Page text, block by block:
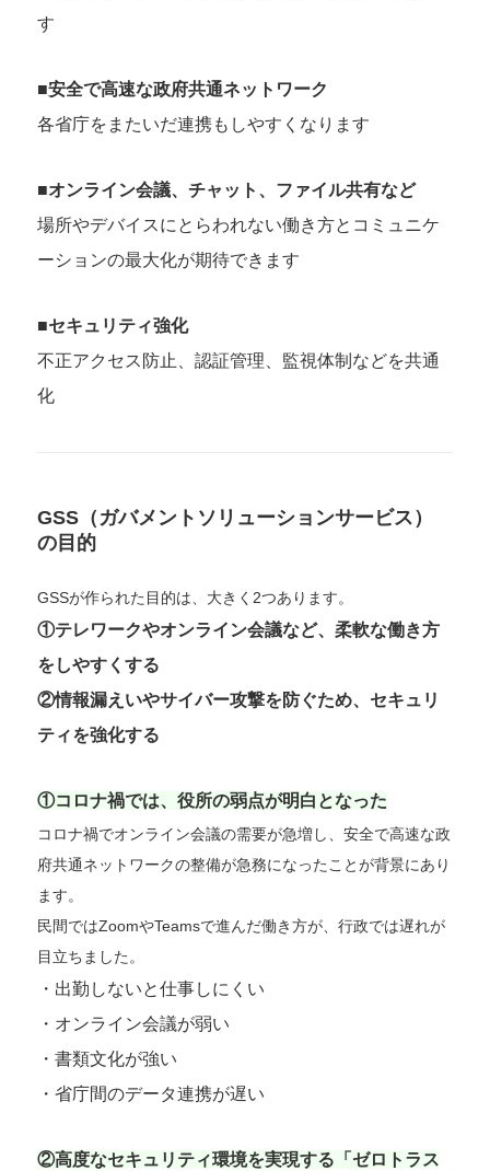
す
■安全で高速な政府共通ネットワーク
各省庁をまたいだ連携もしやすくなります
■オンライン会議、チャット、ファイル共有など
場所やデバイスにとらわれない働き方とコミュニケ
ーションの最大化が期待できます
■セキュリティ強化
不正アクセス防止、認証管理、監視体制などを共通
化
GSS（ガバメントソリューションサービス）
の目的
GSSが作られた目的は、大きく2つあります。
①テレワークやオンライン会議など、柔軟な働き方
をしやすくする
②情報漏えいやサイバー攻撃を防ぐため、セキュリ
ティを強化する
①コロナ禍では、役所の弱点が明白となった
コロナ禍でオンライン会議の需要が急増し、安全で高速な政
府共通ネットワークの整備が急務になったことが背景にあり
ます。
民間ではZoomやTeamsで進んだ働き方が、行政では遅れが
目立ちました。
・出勤しないと仕事しにくい
・オンライン会議が弱い
・書類文化が強い
・省庁間のデータ連携が遅い
②高度なセキュリティ環境を実現する「ゼロトラス